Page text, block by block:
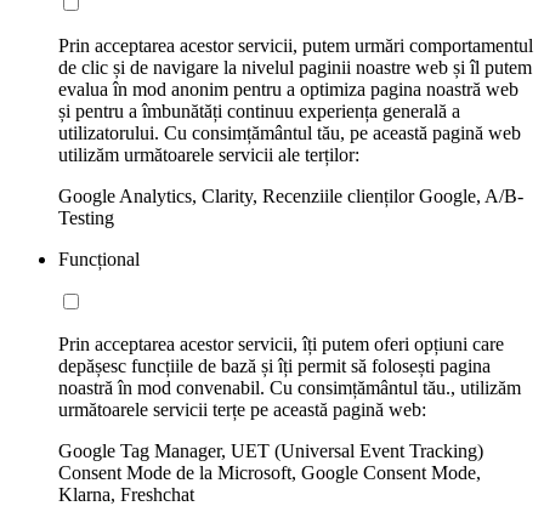
Prin acceptarea acestor servicii, putem urmări comportamentul
de clic și de navigare la nivelul paginii noastre web și îl putem
evalua în mod anonim pentru a optimiza pagina noastră web
și pentru a îmbunătăți continuu experiența generală a
utilizatorului. Cu consimțământul tău, pe această pagină web
utilizăm următoarele servicii ale terților:
Google Analytics, Clarity, Recenziile clienților Google, A/B-
Testing
Funcțional
Prin acceptarea acestor servicii, îți putem oferi opțiuni care
depășesc funcțiile de bază și îți permit să folosești pagina
noastră în mod convenabil. Cu consimțământul tău., utilizăm
următoarele servicii terțe pe această pagină web:
Google Tag Manager, UET (Universal Event Tracking)
Consent Mode de la Microsoft, Google Consent Mode,
Klarna, Freshchat